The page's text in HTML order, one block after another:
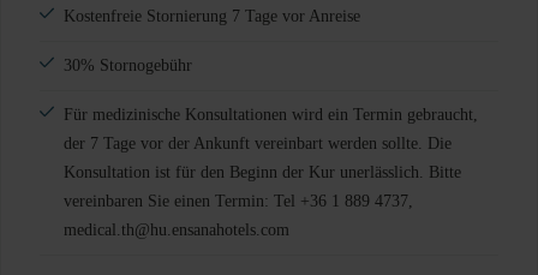
Kostenfreie Stornierung 7 Tage vor Anreise
30% Stornogebühr
Für medizinische Konsultationen wird ein Termin gebraucht,
der 7 Tage vor der Ankunft vereinbart werden sollte. Die
Konsultation ist für den Beginn der Kur unerlässlich. Bitte
vereinbaren Sie einen Termin: Tel +36 1 889 4737,
medical.th@hu.ensanahotels.com